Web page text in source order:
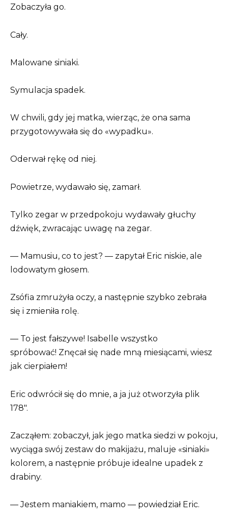
Zobaczyła go.
Cały.
Malowane siniaki.
Symulacja spadek.
W chwili, gdy jej matka, wierząc, że ona sama
przygotowywała się do «wypadku».
Oderwał rękę od niej.
Powietrze, wydawało się, zamarł.
Tylko zegar w przedpokoju wydawały głuchy
dźwięk, zwracając uwagę na zegar.
— Mamusiu, co to jest? — zapytał Eric niskie, ale
lodowatym głosem.
Zsófia zmrużyła oczy, a następnie szybko zebrała
się i zmieniła rolę.
— To jest fałszywe! Isabelle wszystko
spróbować! Znęcał się nade mną miesiącami, wiesz
jak cierpiałem!
Eric odwrócił się do mnie, a ja już otworzyła plik
178″.
Zacząłem: zobaczył, jak jego matka siedzi w pokoju,
wyciąga swój zestaw do makijażu, maluje «siniaki»
kolorem, a następnie próbuje idealne upadek z
drabiny.
— Jestem maniakiem, mamo — powiedział Eric.